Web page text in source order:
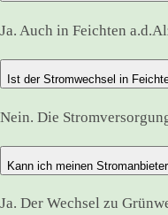
Ja. Auch in Feichten
Ist der Stromwechsel in
Nein. Die
Kann ich meinen
Ja. Der Wechsel zu